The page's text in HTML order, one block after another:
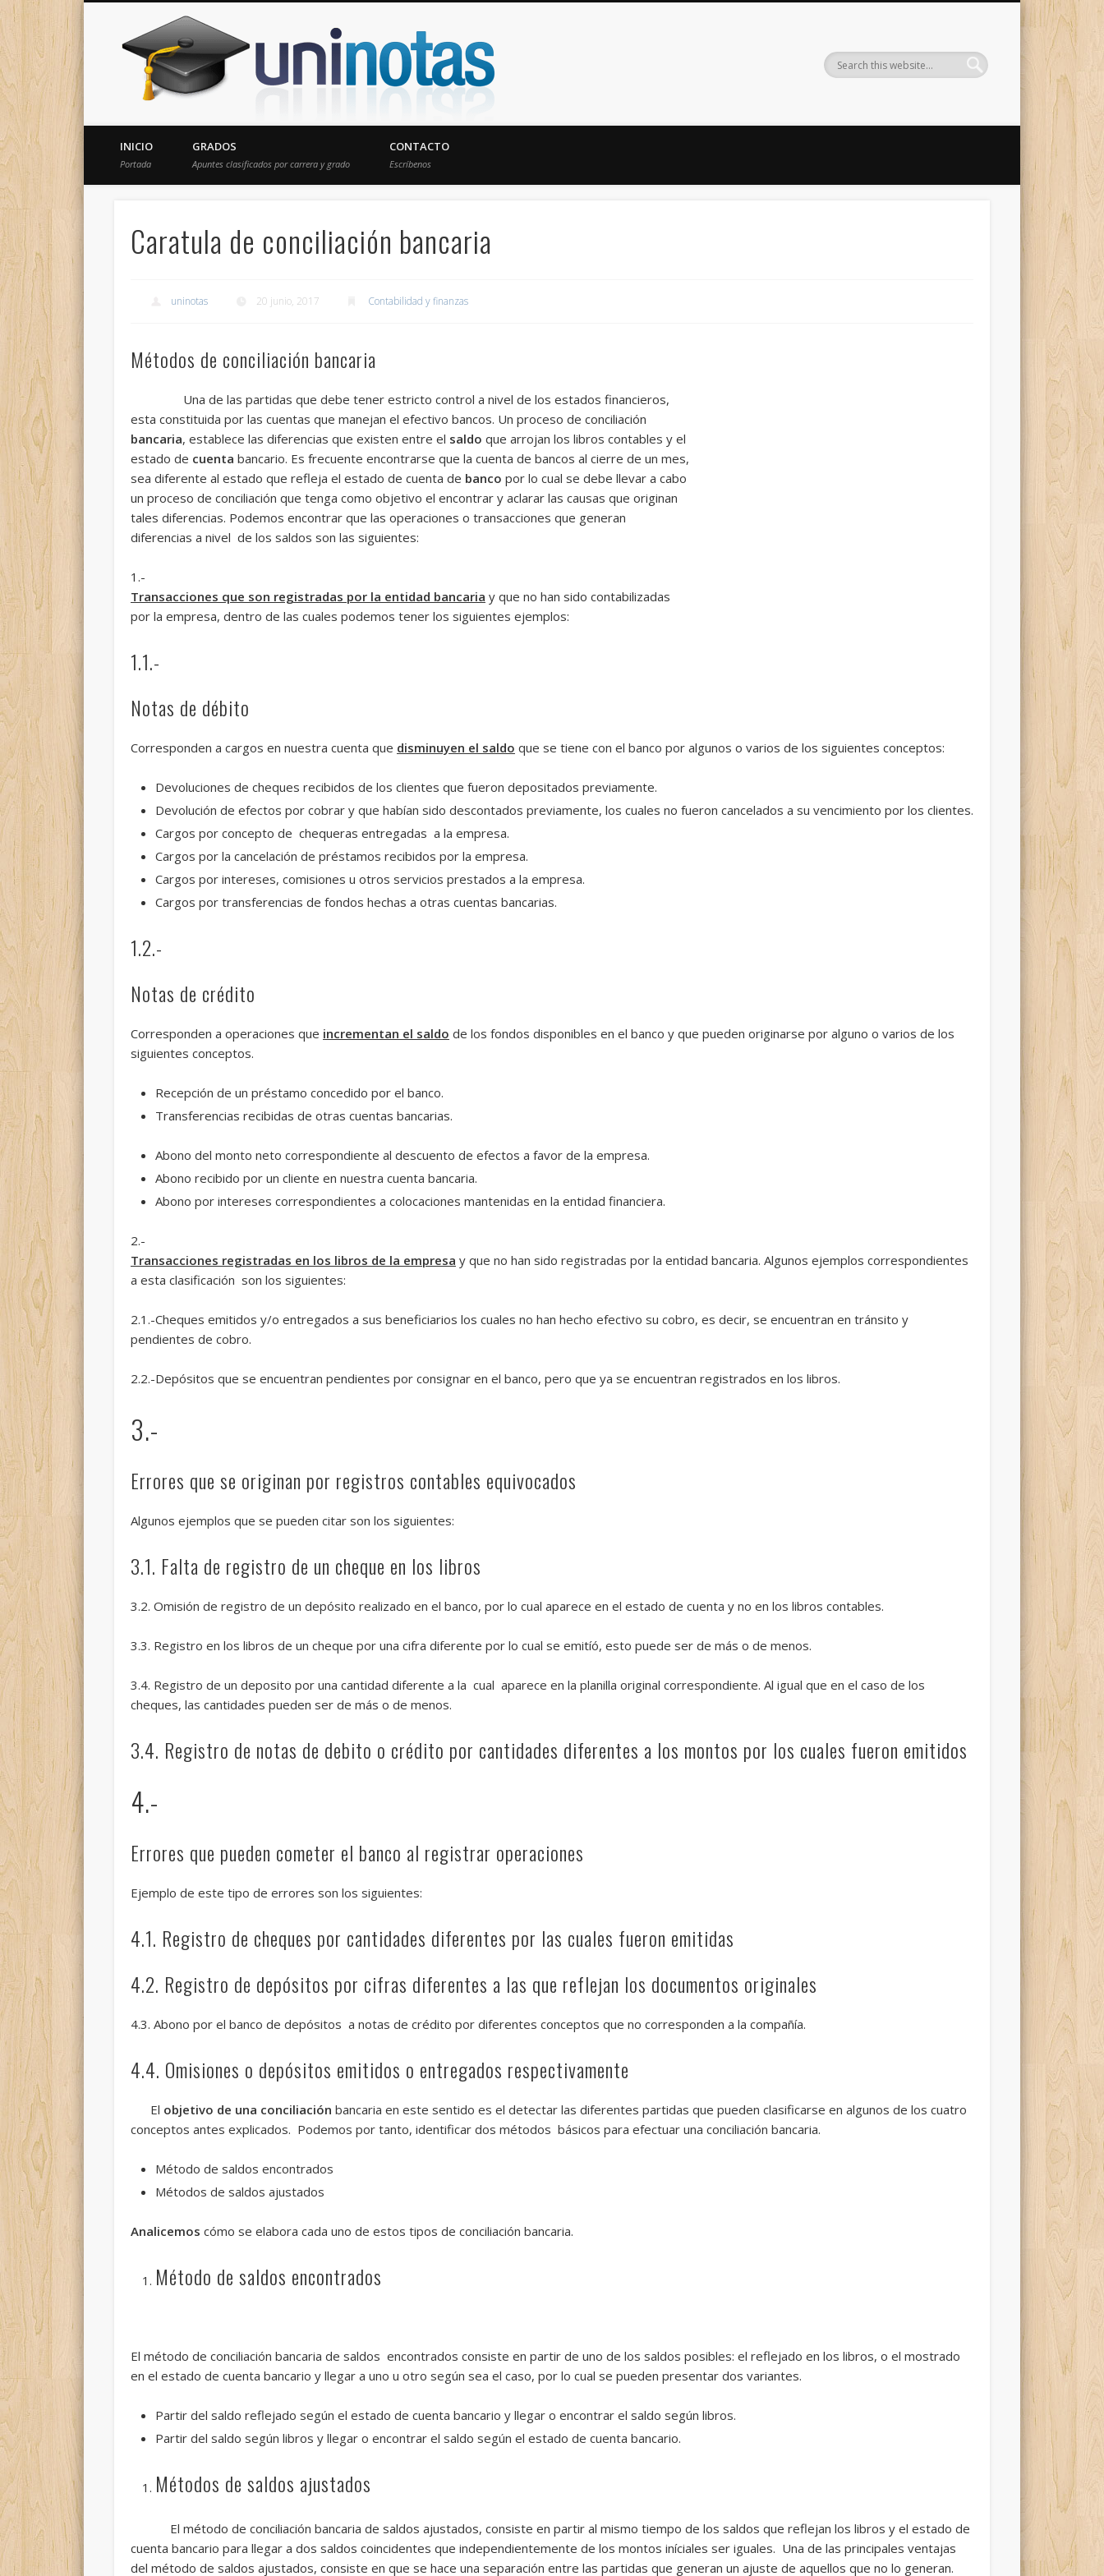
Donde encontrarás todas los apuntes de tu carrera
INICIO
Portada
GRADOS
Apuntes clasificados por carrera y grado
CONTACTO
Escríbenos
Caratula de conciliación bancaria
uninotas 20 junio, 2017 Contabilidad y finanzas
Métodos de conciliación bancaria
Una de las partidas que debe tener estricto control a nivel de los estados financieros,
esta constituida por las cuentas que manejan el efectivo bancos. Un proceso de conciliación
bancaria, establece las diferencias que existen entre el saldo que arrojan los libros contables y el
estado de cuenta bancario. Es frecuente encontrarse que la cuenta de bancos al cierre de un mes,
sea diferente al estado que refleja el estado de cuenta de banco por lo cual se debe llevar a cabo
un proceso de conciliación que tenga como objetivo el encontrar y aclarar las causas que originan
tales diferencias. Podemos encontrar que las operaciones o transacciones que generan
diferencias a nivel de los saldos son las siguientes:
1.-
Transacciones que son registradas por la entidad bancaria y que no han sido contabilizadas
por la empresa, dentro de las cuales podemos tener los siguientes ejemplos:
1.1.-
Notas de débito
Corresponden a cargos en nuestra cuenta que disminuyen el saldo que se tiene con el banco por algunos o varios de los siguientes conceptos:
Devoluciones de cheques recibidos de los clientes que fueron depositados previamente.
Devolución de efectos por cobrar y que habían sido descontados previamente, los cuales no fueron cancelados a su vencimiento por los clientes.
Cargos por concepto de chequeras entregadas a la empresa.
Cargos por la cancelación de préstamos recibidos por la empresa.
Cargos por intereses, comisiones u otros servicios prestados a la empresa.
Cargos por transferencias de fondos hechas a otras cuentas bancarias.
1.2.-
Notas de crédito
Corresponden a operaciones que incrementan el saldo de los fondos disponibles en el banco y que pueden originarse por alguno o varios de los
siguientes conceptos.
Recepción de un préstamo concedido por el banco.
Transferencias recibidas de otras cuentas bancarias.
Abono del monto neto correspondiente al descuento de efectos a favor de la empresa.
Abono recibido por un cliente en nuestra cuenta bancaria.
Abono por intereses correspondientes a colocaciones mantenidas en la entidad financiera.
2.-
Transacciones registradas en los libros de la empresa y que no han sido registradas por la entidad bancaria. Algunos ejemplos correspondientes
a esta clasificación son los siguientes:
2.1.-Cheques emitidos y/o entregados a sus beneficiarios los cuales no han hecho efectivo su cobro, es decir, se encuentran en tránsito y
pendientes de cobro.
2.2.-Depósitos que se encuentran pendientes por consignar en el banco, pero que ya se encuentran registrados en los libros.
3.-
Errores que se originan por registros contables equivocados
Algunos ejemplos que se pueden citar son los siguientes:
3.1. Falta de registro de un cheque en los libros
3.2. Omisión de registro de un depósito realizado en el banco, por lo cual aparece en el estado de cuenta y no en los libros contables.
3.3. Registro en los libros de un cheque por una cifra diferente por lo cual se emitíó, esto puede ser de más o de menos.
3.4. Registro de un deposito por una cantidad diferente a la cual aparece en la planilla original correspondiente. Al igual que en el caso de los
cheques, las cantidades pueden ser de más o de menos.
3.4. Registro de notas de debito o crédito por cantidades diferentes a los montos por los cuales fueron emitidos
4.-
Errores que pueden cometer el banco al registrar operaciones
Ejemplo de este tipo de errores son los siguientes:
4.1. Registro de cheques por cantidades diferentes por las cuales fueron emitidas
4.2. Registro de depósitos por cifras diferentes a las que reflejan los documentos originales
4.3. Abono por el banco de depósitos a notas de crédito por diferentes conceptos que no corresponden a la compañía.
4.4. Omisiones o depósitos emitidos o entregados respectivamente
El objetivo de una conciliación bancaria en este sentido es el detectar las diferentes partidas que pueden clasificarse en algunos de los cuatro
conceptos antes explicados. Podemos por tanto, identificar dos métodos básicos para efectuar una conciliación bancaria.
Método de saldos encontrados
Métodos de saldos ajustados
Analicemos cómo se elabora cada uno de estos tipos de conciliación bancaria.
Método de saldos encontrados
El método de conciliación bancaria de saldos encontrados consiste en partir de uno de los saldos posibles: el reflejado en los libros, o el mostrado
en el estado de cuenta bancario y llegar a uno u otro según sea el caso, por lo cual se pueden presentar dos variantes.
Partir del saldo reflejado según el estado de cuenta bancario y llegar o encontrar el saldo según libros.
Partir del saldo según libros y llegar o encontrar el saldo según el estado de cuenta bancario.
Métodos de saldos ajustados
El método de conciliación bancaria de saldos ajustados, consiste en partir al mismo tiempo de los saldos que reflejan los libros y el estado de
cuenta bancario para llegar a dos saldos coincidentes que independientemente de los montos iníciales ser iguales. Una de las principales ventajas
del método de saldos ajustados, consiste en que se hace una separación entre las partidas que generan un ajuste de aquellos que no lo generan.